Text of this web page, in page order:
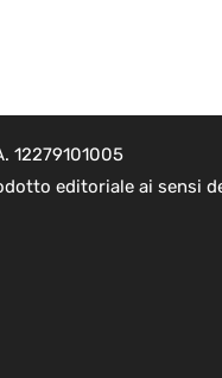
12279101005
editoriale ai sensi